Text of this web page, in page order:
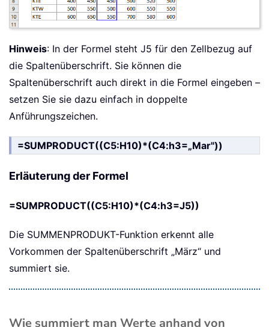
Hinweis: In der Formel steht J5 für den Zellbezug auf
die Spaltenüberschrift. Sie können die
Spaltenüberschrift auch direkt in die Formel eingeben –
setzen Sie sie dazu einfach in doppelte
Anführungszeichen.
=SUMPRODUCT((C5:H10)*(C4:h3=„Mar"))
Erläuterung der Formel
=SUMPRODUCT((C5:H10)*(C4:h3=J5))
Die SUMMENPRODUKT-Funktion erkennt alle
Vorkommen der Spaltenüberschrift „März“ und
summiert sie.
Wie summiert man Werte anhand von